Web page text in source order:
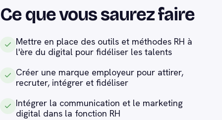
Ce que vous saurez faire
Mettre en place des outils et méthodes RH à
l'ère du digital pour fidéliser les talents
Créer une marque employeur pour attirer,
recruter, intégrer et fidéliser
Intégrer la communication et le marketing
digital dans la fonction RH